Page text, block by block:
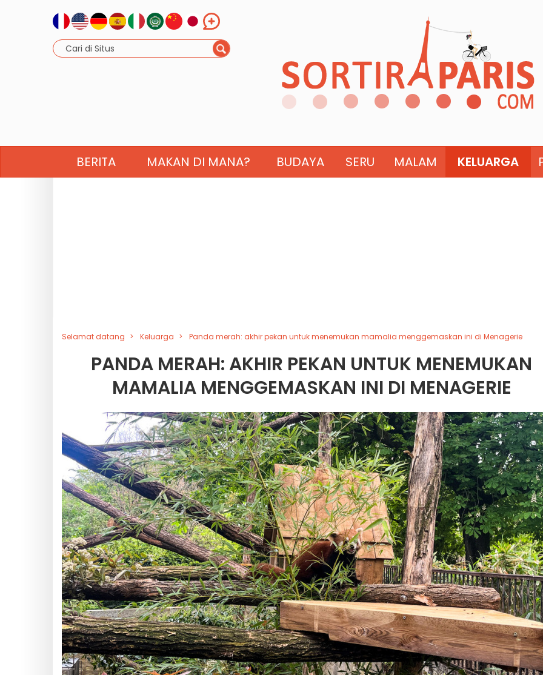
BERITA MAKAN DI MANA? BUDAYA SERU MALAM KELUARGA
Selamat datang Keluarga Panda merah: akhir pekan untuk menemukan mamalia menggemaskan ini di Menagerie
PANDA MERAH: AKHIR PEKAN UNTUK MENEMUKAN
MAMALIA MENGGEMASKAN INI DI MENAGERIE